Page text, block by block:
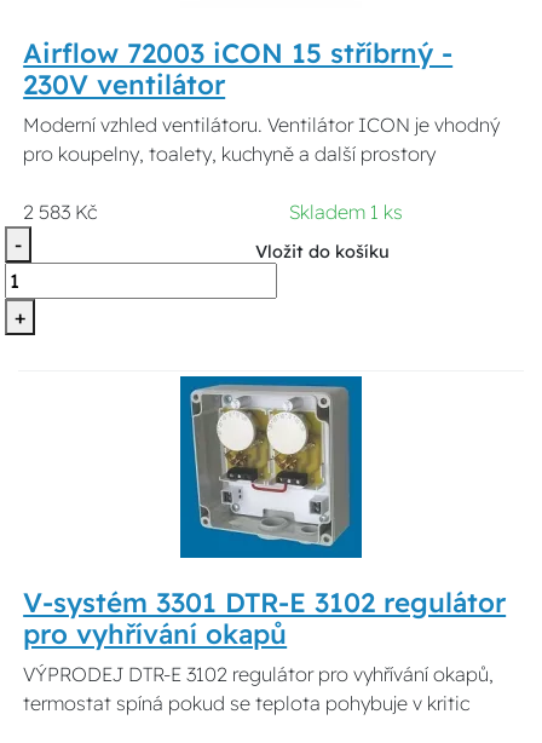
Airflow 72003 iCON 15 stříbrný -
230V ventilátor
Moderní vzhled ventilátoru. Ventilátor ICON je vhodný
pro koupelny, toalety, kuchyně a další prostory
2 583 Kč
Skladem 1 ks
-
+
Vložit do košíku
V-systém 3301 DTR-E 3102 regulátor
pro vyhřívání okapů
VÝPRODEJ DTR-E 3102 regulátor pro vyhřívání okapů,
termostat spíná pokud se teplota pohybuje v kritic